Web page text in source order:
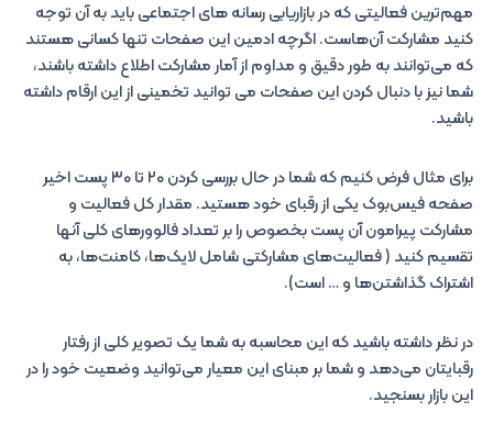
مهم‌ترین فعالیتی که در بازاریابی رسانه های اجتماعی باید به آن توجه
کنید مشارکت آن‌هاست. اگرچه ادمین این صفحات تنها کسانی هستند
که می‌توانند به طور دقیق و مداوم از آمار مشارکت اطلاع داشته باشند،
شما نیز با دنبال کردن این صفحات می توانید تخمینی از این ارقام داشته
باشید.
برای مثال فرض کنیم که شما در حال بررسی کردن ۲۰ تا ۳۰ پست اخیر
صفحه فیس‌بوک یکی از رقبای خود هستید. مقدار کل فعالیت و
مشارکت پیرامون آن پست بخصوص را بر تعداد فالوورهای کلی آنها
تقسیم کنید ( فعالیت‌های مشارکتی شامل لایک‌ها، کامنت‌ها، به
اشتراک گذاشتن‌ها و … است).
در نظر داشته باشید که این محاسبه به شما یک تصویر کلی از رفتار
رقبایتان می‌دهد و شما بر مبنای این معیار می‌توانید وضعیت خود را در
این بازار بسنجید.